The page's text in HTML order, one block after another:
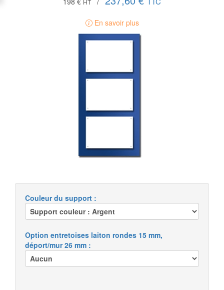
HT
En savoir plus
Couleur du support :
Option entretoises laiton rondes 15 mm,
déport/mur 26 mm :